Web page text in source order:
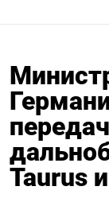
Taurus